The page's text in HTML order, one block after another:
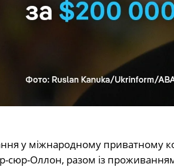
у міжнародному приватному
сюр-Оллон, разом із